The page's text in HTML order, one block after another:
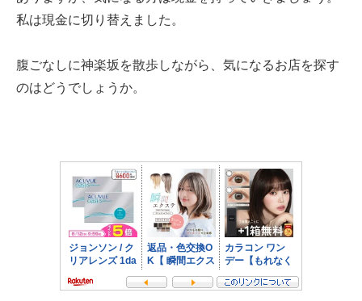
私は現金に切り替えました。
腹ごなしに神楽坂を散歩しながら、気になるお店を探す
のはどうでしょうか。